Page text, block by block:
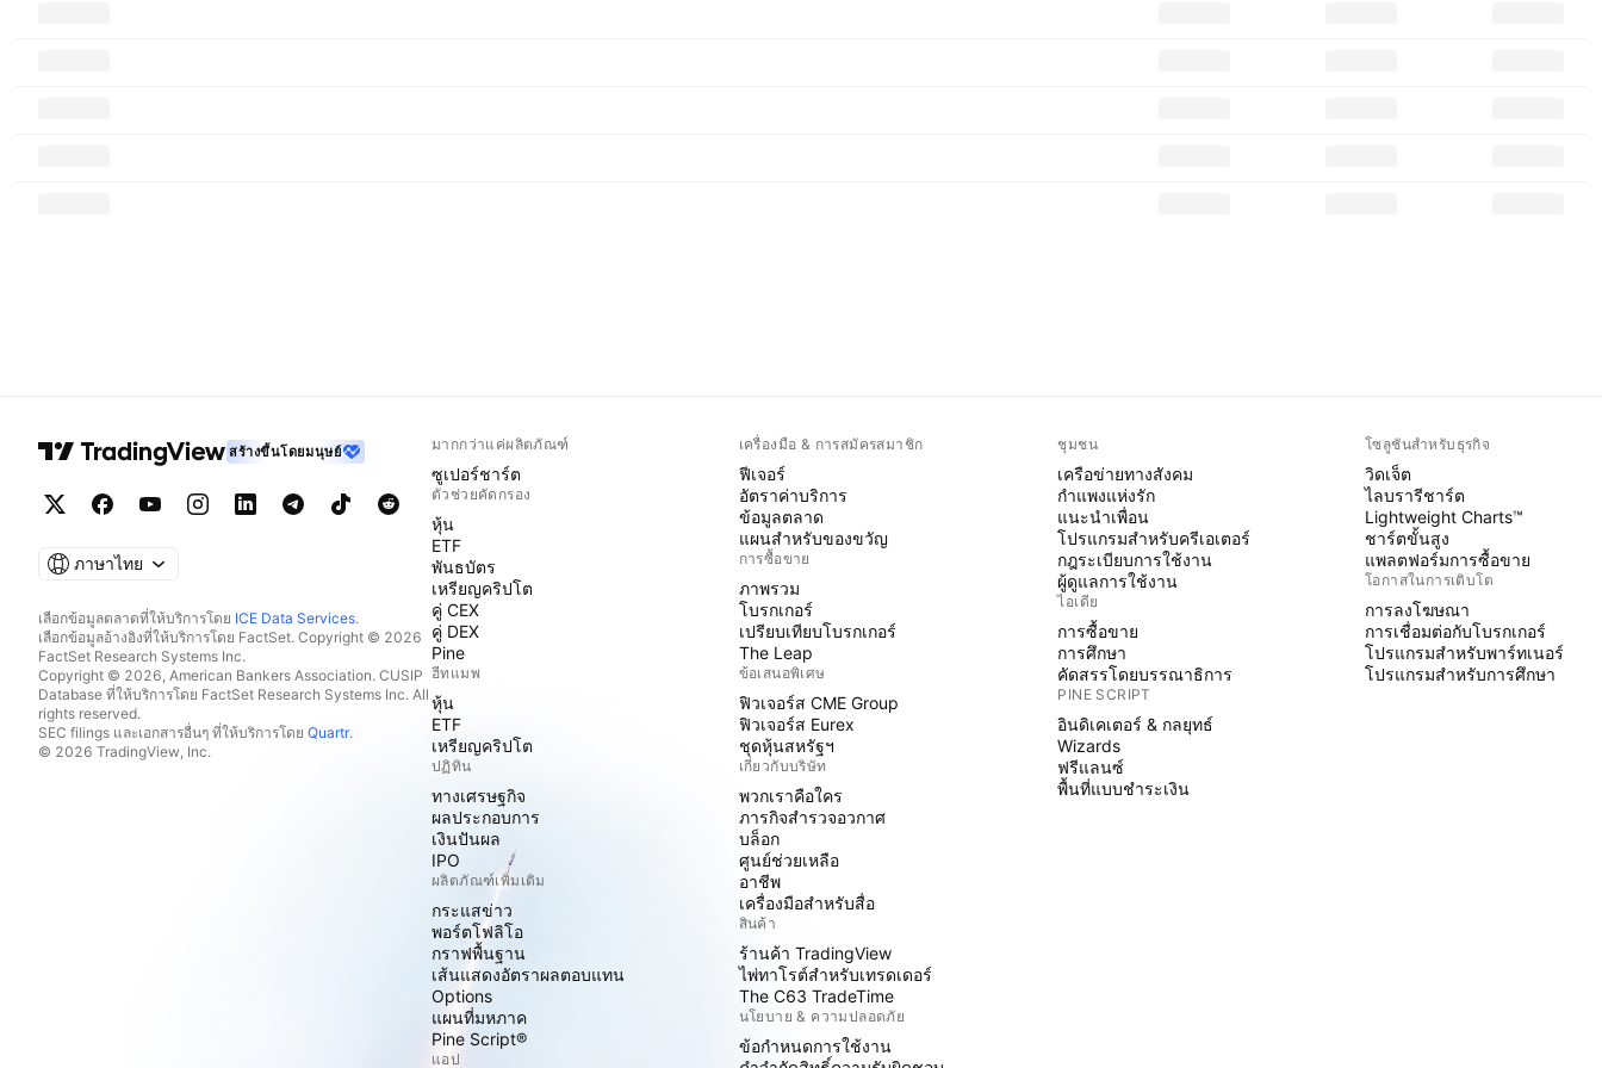
สร้างขึ้นโดยมนุษย์
ภาษาไทย
เลือกข้อมูลตลาดที่ให้บริการโดย ICE Data Services.
เลือกข้อมูลอ้างอิงที่ให้บริการโดย FactSet. Copyright © 2026
FactSet Research Systems Inc.
Copyright © 2026, American Bankers Association. CUSIP
Database ที่ให้บริการโดย FactSet Research Systems Inc. All
rights reserved.
SEC filings และเอกสารอื่นๆ ที่ให้บริการโดย Quartr.
© 2026 TradingView, Inc.
มากกว่าแค่ผลิตภัณฑ์
ซูเปอร์ชาร์ต
ตัวช่วยคัดกรอง
หุ้น
ETF
พันธบัตร
เหรียญคริปโต
คู่ CEX
คู่ DEX
Pine
ฮีทแมพ
หุ้น
ETF
เหรียญคริปโต
ปฏิทิน
ทางเศรษฐกิจ
ผลประกอบการ
เงินปันผล
IPO
ผลิตภัณฑ์เพิ่มเติม
กระแสข่าว
พอร์ตโฟลิโอ
กราฟพื้นฐาน
เส้นแสดงอัตราผลตอบแทน
Options
แผนที่มหภาค
Pine Script®
แอป
เครื่องมือ & การสมัครสมาชิก
ฟีเจอร์
อัตราค่าบริการ
ข้อมูลตลาด
แผนสำหรับของขวัญ
การซื้อขาย
ภาพรวม
โบรกเกอร์
เปรียบเทียบโบรกเกอร์
The Leap
ข้อเสนอพิเศษ
ฟิวเจอร์ส CME Group
ฟิวเจอร์ส Eurex
ชุดหุ้นสหรัฐฯ
เกี่ยวกับบริษัท
พวกเราคือใคร
ภารกิจสำรวจอวกาศ
บล็อก
ศูนย์ช่วยเหลือ
อาชีพ
เครื่องมือสำหรับสื่อ
สินค้า
ร้านค้า TradingView
ไพ่ทาโรต์สำหรับเทรดเดอร์
The C63 TradeTime
นโยบาย & ความปลอดภัย
ข้อกำหนดการใช้งาน
ชุมชน
เครือข่ายทางสังคม
กำแพงแห่งรัก
แนะนำเพื่อน
โปรแกรมสำหรับครีเอเตอร์
กฎระเบียบการใช้งาน
ผู้ดูแลการใช้งาน
ไอเดีย
การซื้อขาย
การศึกษา
คัดสรรโดยบรรณาธิการ
PINE SCRIPT
อินดิเคเตอร์ & กลยุทธ์
Wizards
ฟรีแลนซ์
พื้นที่แบบชำระเงิน
โซลูชันสำหรับธุรกิจ
วิดเจ็ต
ไลบรารีชาร์ต
Lightweight Charts™
ชาร์ตขั้นสูง
แพลตฟอร์มการซื้อขาย
โอกาสในการเติบโต
การลงโฆษณา
การเชื่อมต่อกับโบรกเกอร์
โปรแกรมสำหรับพาร์ทเนอร์
โปรแกรมสำหรับการศึกษา